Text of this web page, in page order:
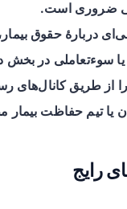
ضروری است.
دربارهٔ حقوق
سوءتعاملی در بخش
از طریق کانال‌های
یا تیم حفاظت بیمار
رایج